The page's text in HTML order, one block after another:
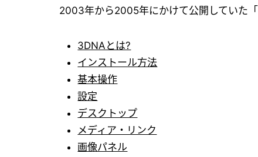
2003年から2005年にかけて公開していた「
3DNAとは?
インストール方法
基本操作
設定
デスクトップ
メディア・リンク
画像パネル